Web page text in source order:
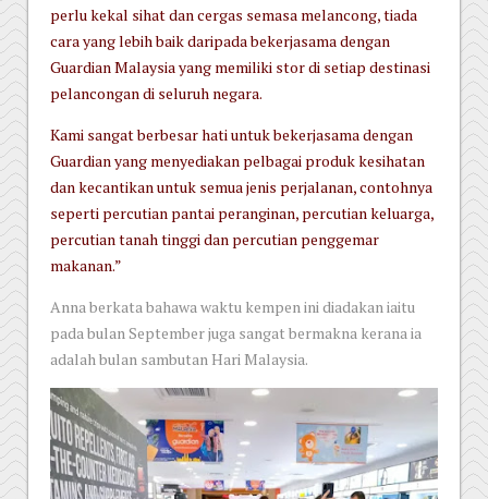
perlu kekal sihat dan cergas semasa melancong, tiada
cara yang lebih baik daripada bekerjasama dengan
Guardian Malaysia yang memiliki stor di setiap destinasi
pelancongan di seluruh negara.
Kami sangat berbesar hati untuk bekerjasama dengan
Guardian yang menyediakan pelbagai produk kesihatan
dan kecantikan untuk semua jenis perjalanan, contohnya
seperti percutian pantai peranginan, percutian keluarga,
percutian tanah tinggi dan percutian penggemar
makanan.”
Anna berkata bahawa waktu kempen ini diadakan iaitu
pada bulan September juga sangat bermakna kerana ia
adalah bulan sambutan Hari Malaysia.